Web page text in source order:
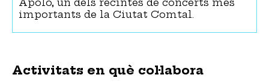
Apolo, un dels recintes de concerts més
importants de la Ciutat Comtal.
Activitats en què col·labora